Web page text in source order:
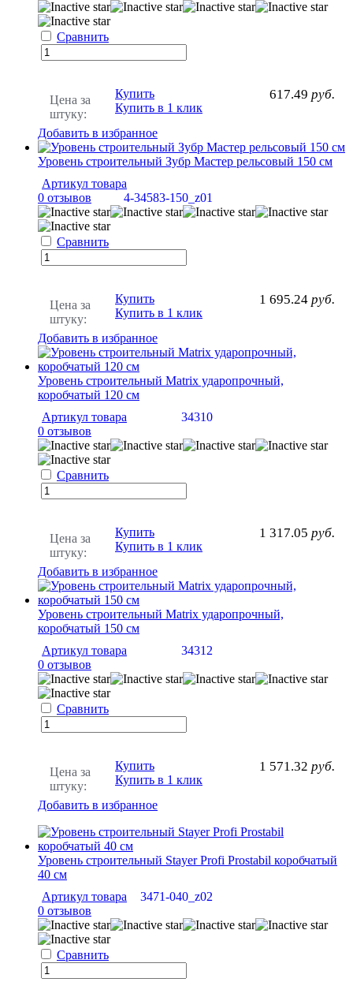
Сравнить
Цена за
штуку:
617.49 руб.
Купить
Купить в 1 клик
Добавить в избранное
Уровень строительный Зубр Мастер рельсовый 150 см
Артикул товара
4-34583-150_z01
0 отзывов
Сравнить
Цена за
штуку:
1 695.24 руб.
Купить
Купить в 1 клик
Добавить в избранное
Уровень строительный Matrix ударопрочный,
коробчатый 120 см
Артикул товара
34310
0 отзывов
Сравнить
Цена за
штуку:
1 317.05 руб.
Купить
Купить в 1 клик
Добавить в избранное
Уровень строительный Matrix ударопрочный,
коробчатый 150 см
Артикул товара
34312
0 отзывов
Сравнить
Цена за
штуку:
1 571.32 руб.
Купить
Купить в 1 клик
Добавить в избранное
Уровень строительный Stayer Profi Prostabil коробчатый
40 см
Артикул товара
3471-040_z02
0 отзывов
Сравнить